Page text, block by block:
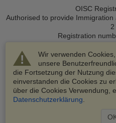
Wir verwenden
unsere
die Fortsetzung der Nutzung
einverstanden die Cookies zu
über die Cookies Verwendung,
Datenschutzerklärung
OISC
Authorised to provide
2
Registration
© 2003-2026 VisaHQ.com,
VisaHQ und das VisaHQ-Logo